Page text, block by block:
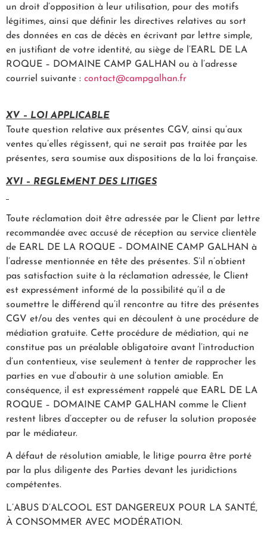
un droit d’opposition à leur utilisation, pour des motifs
légitimes, ainsi que définir les directives relatives au sort
des données en cas de décès en écrivant par lettre simple,
en justifiant de votre identité, au siège de l’EARL DE LA
ROQUE – DOMAINE CAMP GALHAN ou à l’adresse
courriel suivante : contact@campgalhan.fr
XV – LOI APPLICABLE
Toute question relative aux présentes CGV, ainsi qu’aux
ventes qu’elles régissent, qui ne serait pas traitée par les
présentes, sera soumise aux dispositions de la loi française.
XVI – REGLEMENT DES LITIGES
Toute réclamation doit être adressée par le Client par lettre
recommandée avec accusé de réception au service clientèle
de EARL DE LA ROQUE – DOMAINE CAMP GALHAN à
l’adresse mentionnée en tête des présentes. S’il n’obtient
pas satisfaction suite à la réclamation adressée, le Client
est expressément informé de la possibilité qu’il a de
soumettre le différend qu’il rencontre au titre des présentes
CGV et/ou des ventes qui en découlent à une procédure de
médiation gratuite. Cette procédure de médiation, qui ne
constitue pas un préalable obligatoire avant l’introduction
d’un contentieux, vise seulement à tenter de rapprocher les
parties en vue d’aboutir à une solution amiable. En
conséquence, il est expressément rappelé que EARL DE LA
ROQUE – DOMAINE CAMP GALHAN comme le Client
restent libres d’accepter ou de refuser la solution proposée
par le médiateur.
A défaut de résolution amiable, le litige pourra être porté
par la plus diligente des Parties devant les juridictions
compétentes.
L’ABUS D’ALCOOL EST DANGEREUX POUR LA SANTÉ,
À CONSOMMER AVEC MODÉRATION.